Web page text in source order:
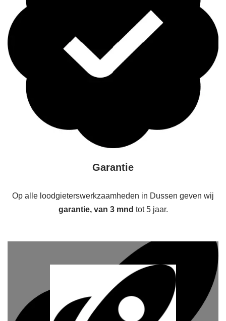
Garantie
Op alle loodgieterswerkzaamheden in Dussen geven wij
garantie, van 3 mnd tot 5 jaar.